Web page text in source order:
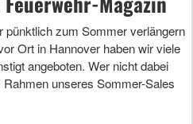
pünktlich zum Sommer verlängern
Ort in Hannover haben wir viele
angeboten. Wer nicht dabei
unseres Sommer-Sales